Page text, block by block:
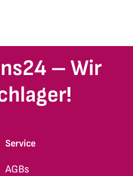
– Wir
Service
AGBs